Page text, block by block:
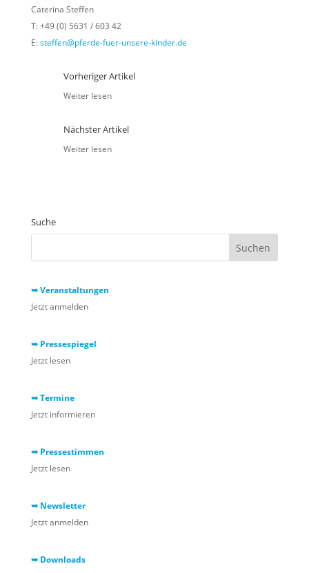
Caterina Steffen
T: +49 (0) 5631 / 603 42
E:steffen@pferde-fuer-unsere-kinder.de
Vorheriger Artikel
Weiter lesen
Nächster Artikel
Weiter lesen
Suche
➥ Veranstaltungen
Jetzt anmelden
➥ Pressespiegel
Jetzt lesen
➥ Termine
Jetzt informieren
➥ Pressestimmen
Jetzt lesen
➥ Newsletter
Jetzt anmelden
➥ Downloads